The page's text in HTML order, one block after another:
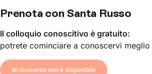
Prenota con Santa Russo
Il colloquio conoscitivo è gratuito:
potrete cominciare a conoscervi
Al momento non è disponibile